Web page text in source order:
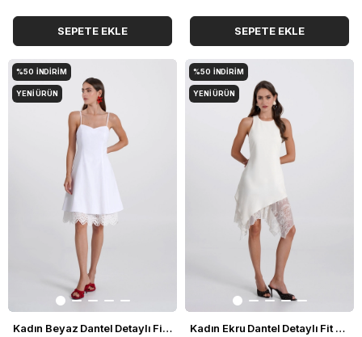
SEPETE EKLE SEPETE EKLE
Kadın Beyaz Dantel Detaylı Fit Mini Elbise
%50 İNDIRIM
YENI ÜRÜN
Kadın Ekru Dantel Detaylı Fit Elbise
%50 İNDIRIM
YENI ÜRÜN